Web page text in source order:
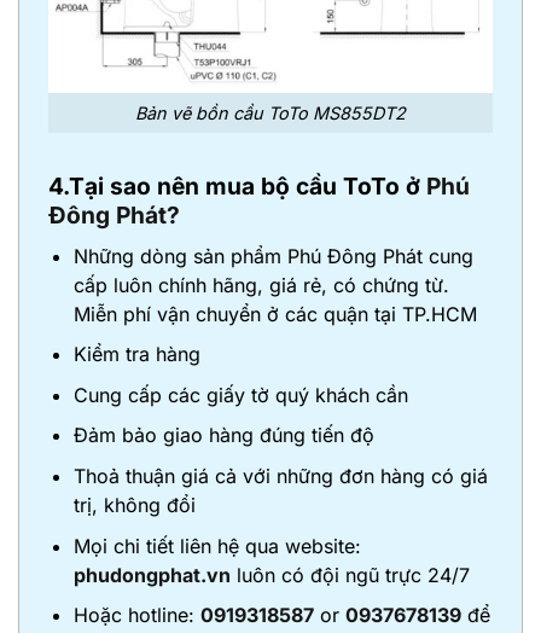
Bản vẽ bồn cầu ToTo MS855DT2
4.Tại sao nên mua bộ cầu ToTo ở Phú
Đông Phát?
Những dòng sản phẩm Phú Đông Phát cung
cấp luôn chính hãng, giá rẻ, có chứng từ.
Miễn phí vận chuyển ở các quận tại TP.HCM
Kiểm tra hàng
Cung cấp các giấy tờ quý khách cần
Đảm bảo giao hàng đúng tiến độ
Thoả thuận giá cả với những đơn hàng có giá
trị, không đổi
Mọi chi tiết liên hệ qua website:
phudongphat.vn luôn có đội ngũ trực 24/7
Hoặc hotline: 0919318587 or 0937678139để